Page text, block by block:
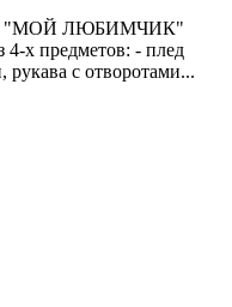
"МОЙ ЛЮБИМЧИК"
х предметов: - плед
с отворотами...